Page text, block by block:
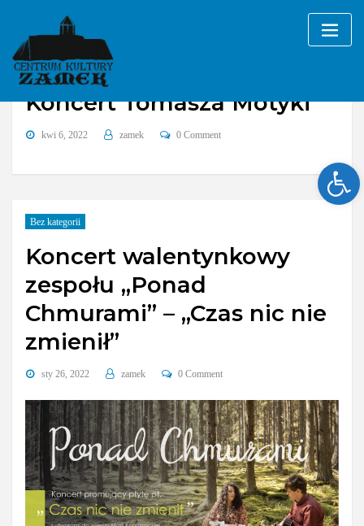
content
Koncert Tomasza Motyki
kwi 6, 2022 zamek 0 Comment
Bez kategorii
Koncert walentynkowy
zespołu „Ponad
Chmurami” – „Czas nic nie
zmienił”
sty 26, 2022 zamek 0 Comment